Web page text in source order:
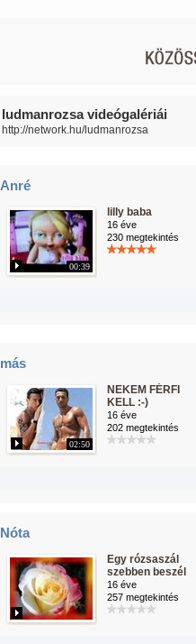
ludmanrozsa videógalériái
http://network.hu/ludmanrozsa
Anré
00:39
lilly baba
16 éve
230 megtekintés
más
02:50
NEKEM FÉRFI
KELL :-)
16 éve
202 megtekintés
Nóta
Egy rózsaszál
szebben beszél
16 éve
257 megtekintés